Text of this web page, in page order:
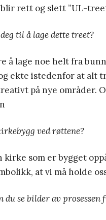
rett og slett ”UL-
til å lage dette treet?
å lage noe helt fra
ekte istedenfor at
på nye områder.
ved røttene?
kirke som er bygget
at vi må holde
du se bilder av